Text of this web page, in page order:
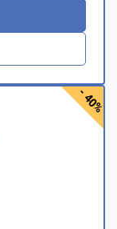
- 40%
мессенджер!